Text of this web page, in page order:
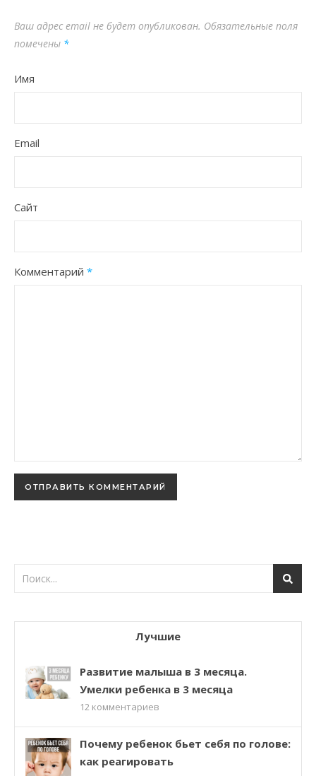
Ваш адрес email не будет опубликован. Обязательные поля
помечены *
Имя
Email
Сайт
Комментарий *
Лучшие
Развитие малыша в 3 месяца.
Умелки ребенка в 3 месяца
12 комментариев
Почему ребенок бьет себя по голове:
как реагировать